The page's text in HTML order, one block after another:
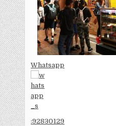
Whatsapp
:92830129